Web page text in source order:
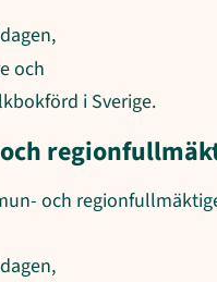
och
i Sverige.
och